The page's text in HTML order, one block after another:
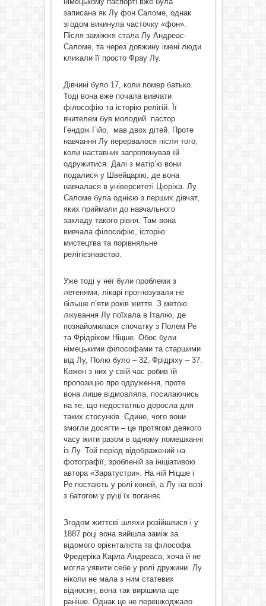
записана як Лу фон Саломе, однак
згодом викинула часточку «фон».
Після заміжжя стала Лу Андреас-
Саломе, та через довжину імені люди
кликали її просто Фрау Лу.
Дівчині було 17, коли помер батько.
Тоді вона вже почала вивчати
філософію та історію релігій. Її
вчителем був молодий пастор
Гендрік Гійо, мав двох дітей. Проте
навчання Лу перервалося після того,
коли наставник запропонував їй
одружитися. Далі з матір’ю вони
подалися у Швейцарію, де вона
навчалася в університеті Цюріха. Лу
Саломе була однією з перших дівчат,
яких приймали до навчального
закладу такого рівня. Там вона
вивчала філософію, історію
мистецтва та порівняльне
релігієзнавство.
Уже тоді у неї були проблеми з
легенями, лікарі прогнозували не
більше п’яти років життя. З метою
лікування Лу поїхала в Італію, де
познайомилася спочатку з Полем Ре
та Фрідріхом Ніцше. Обоє були
німецькими філософами та старшими
від Лу, Полю було – 32, Фрідріху – 37.
Кожен з них у свій час робив їй
пропозицію про одруження, проте
вона лише відмовляла, посилаючись
на те, що недостатньо доросла для
таких стосунків. Єдине, чого вони
змогли досягти – це протягом деякого
часу жити разом в одному помешканні
із Лу. Той період відображений на
фотографії, зробленій за ініціативою
автора «Заратустри». На ній Ніцше і
Ре постають у ролі коней, а Лу на возі
з батогом у руці їх поганяє.
Згодом життєві шляхи розійшлися і у
1887 році вона вийшла заміж за
відомого орієнталіста та філософа
Фредеріка Карла Андреаса, хоча й не
могла уявити себе у ролі дружини. Лу
ніколи не мала з ним статевих
відносин, вона так вирішила ще
раніше. Однак це не перешкоджало